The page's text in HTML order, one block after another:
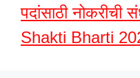
पदांसाठी
Shakti Bharti